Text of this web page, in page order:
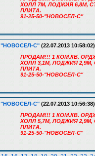
ХОЛЛ 7М, ЛОДЖИЯ 6,8М,
ПЛИТА.
91-25-50-"НОВОСЕЛ-С"
"НОВОСЕЛ-С" (22.07.2013 10:58:02)
ПРОДАМ!!! 1 КОМ.КВ.
ХОЛЛ 3,1М, ЛОДЖИЯ
ПЛИТА.
91-25-50-"НОВОСЕЛ-С"
"НОВОСЕЛ-С" (22.07.2013 10:56:38)
ПРОДАМ!!! 1 КОМ.КВ.
ХОЛЛ 5,7М, ЛОДЖИЯ
ПЛИТА.
91-25-50-"НОВОСЕЛ-С"